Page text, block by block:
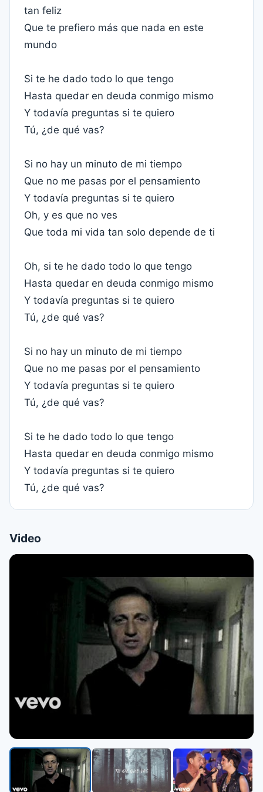
tan feliz
Que te prefiero más que nada en este
mundo
Si te he dado todo lo que tengo
Hasta quedar en deuda conmigo mismo
Y todavía preguntas si te quiero
Tú, ¿de qué vas?
Si no hay un minuto de mi tiempo
Que no me pasas por el pensamiento
Y todavía preguntas si te quiero
Oh, y es que no ves
Que toda mi vida tan solo depende de ti
Oh, si te he dado todo lo que tengo
Hasta quedar en deuda conmigo mismo
Y todavía preguntas si te quiero
Tú, ¿de qué vas?
Si no hay un minuto de mi tiempo
Que no me pasas por el pensamiento
Y todavía preguntas si te quiero
Tú, ¿de qué vas?
Si te he dado todo lo que tengo
Hasta quedar en deuda conmigo mismo
Y todavía preguntas si te quiero
Tú, ¿de qué vas?
Video
▶